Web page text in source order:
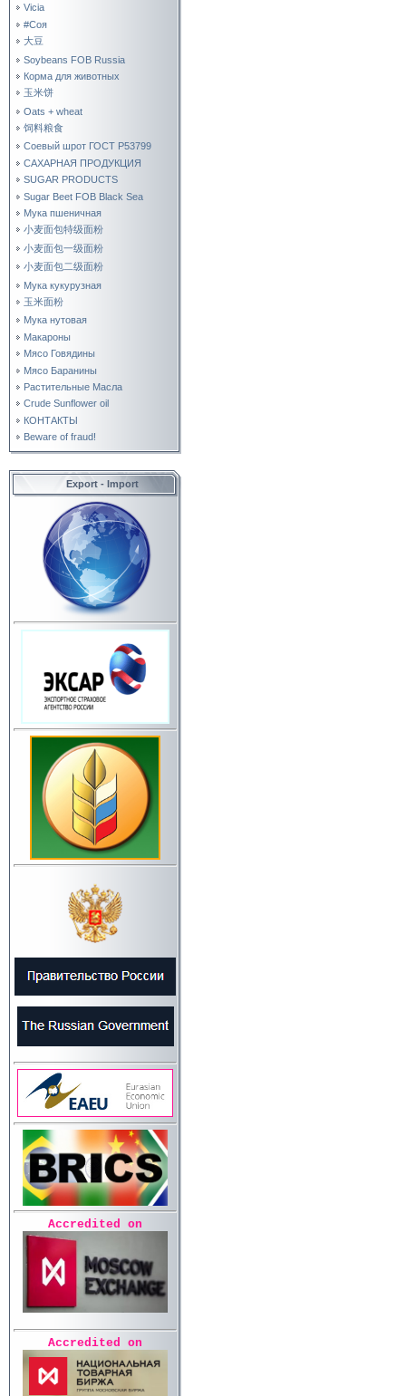
Vicia
#Соя
大豆
Soybeans FOB Russia
Корма для животных
玉米饼
Oats + wheat
饲料粮食
Соевый шрот ГОСТ Р53799
САХАРНАЯ ПРОДУКЦИЯ
SUGAR PRODUCTS
Sugar Beet FOB Black Sea
Мука пшеничная
小麦面包特级面粉
小麦面包一级面粉
小麦面包二级面粉
Мука кукурузная
玉米面粉
Мука нутовая
Макароны
Мясо Говядины
Мясо Баранины
Растительные Масла
Crude Sunflower oil
КОНТАКТЫ
Beware of fraud!
Export - Import
Accredited on
Accredited on